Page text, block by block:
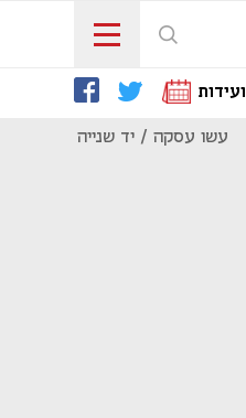
ועידות
עשו עסקה / יד שנייה